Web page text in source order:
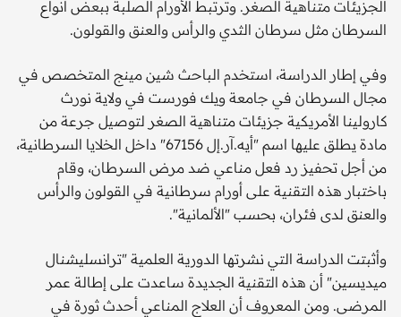
الجزيئات متناهية الصغر. وترتبط الأورام الصلبة ببعض أنواع
السرطان مثل سرطان الثدي والرأس والعنق والقولون.
وفي إطار الدراسة، استخدم الباحث شين مينج المتخصص في
مجال السرطان في جامعة ويك فورست في ولاية نورث
كارولينا الأمريكية جزيئات متناهية الصغر لتوصيل جرعة من
مادة يطلق عليها اسم "أيه.آر.إل 67156" داخل الخلايا السرطانية،
من أجل تحفيز رد فعل مناعي ضد مرض السرطان، وقام
باختبار هذه التقنية على أورام سرطانية في القولون والرأس
والعنق لدى فئران، بحسب "الألمانية".
وأثبتت الدراسة التي نشرتها الدورية العلمية "ترانسليشنال
ميديسين" أن هذه التقنية الجديدة ساعدت على إطالة عمر
المرضى. ومن المعروف أن العلاج المناعي أحدث ثورة في